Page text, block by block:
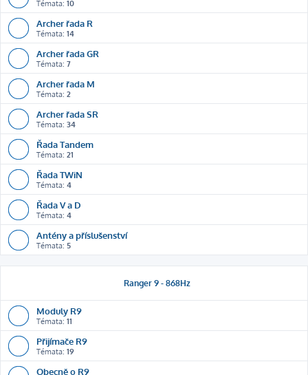
Témata: 10
Archer řada R
Témata: 14
Archer řada GR
Témata: 7
Archer řada M
Témata: 2
Archer řada SR
Témata: 34
Řada Tandem
Témata: 21
Řada TWiN
Témata: 4
Řada V a D
Témata: 4
Antény a příslušenství
Témata: 5
Ranger 9 - 868Hz
Moduly R9
Témata: 11
Přijímače R9
Témata: 19
Obecně o R9